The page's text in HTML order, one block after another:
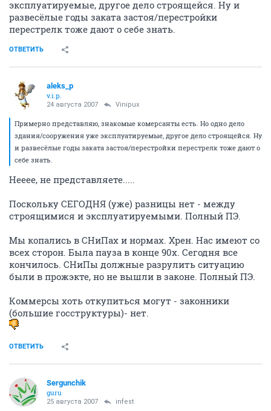
эксплуатируемые, другое дело строящейся. Ну и
развесёлые годы заката застоя/перестройки
перестрелк тоже дают о себе знать.
ОТВЕТИТЬ
aleks_p
v.i.p.
24 августа 2007 Vinipux
Примерно представляю, знакомые комерсанты есть. Но одно дело
здания/сооружения уже эксплуатируемые, другое дело строящейся. Ну
и развесёлые годы заката застоя/перестройки перестрелк тоже дают о
себе знать.
Нееее, не представляете.....
Поскольку СЕГОДНЯ (уже) разницы нет - между
строящимися и эксплуатируемыми. Полный ПЭ.
Мы копались в СНиПах и нормах. Хрен. Нас имеют со
всех сторон. Была пауза в конце 90х. Сегодня все
кончилось. СНиПы должные разрулить ситуацию
были в прожэкте, но не вышли в законе. Полный ПЭ.
Коммерсы хоть откупиться могут - законники
(большие госструктуры)- нет.
ОТВЕТИТЬ
Sergunchik
guru
25 августа 2007 infest